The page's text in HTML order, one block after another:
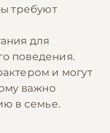
требуют
для
поведения.
и могут
важно
в семье.